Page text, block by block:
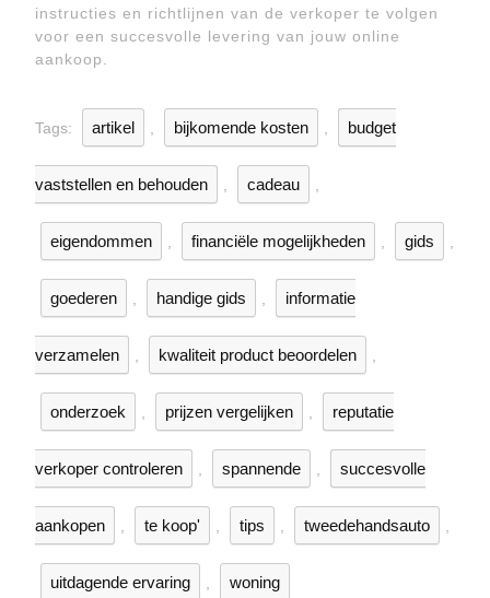
instructies en richtlijnen van de verkoper te volgen
voor een succesvolle levering van jouw online
aankoop.
Tags: artikel bijkomende kosten budget
vaststellen en behouden cadeau
eigendommen financiële mogelijkheden gids
goederen handige gids informatie
verzamelen kwaliteit product beoordelen
onderzoek prijzen vergelijken reputatie
verkoper controleren spannende succesvolle
aankopen te koop' tips tweedehandsauto
uitdagende ervaring woning